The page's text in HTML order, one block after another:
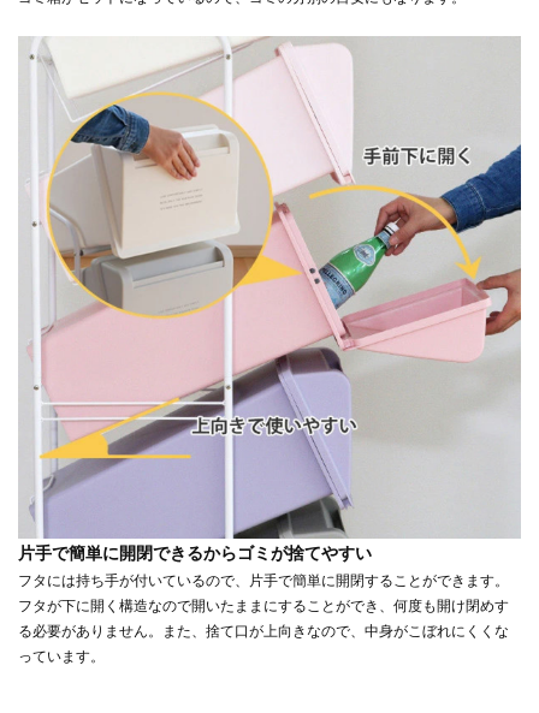
片手で簡単に開閉できるからゴミが捨てやすい
フタには持ち手が付いているので、片手で簡単に開閉することができます。
フタが下に開く構造なので開いたままにすることができ、何度も開け閉めす
る必要がありません。また、捨て口が上向きなので、中身がこぼれにくくな
っています。